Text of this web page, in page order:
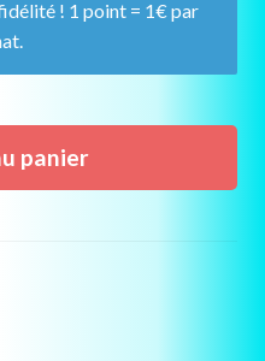
! 1 point = 1€ par
panier